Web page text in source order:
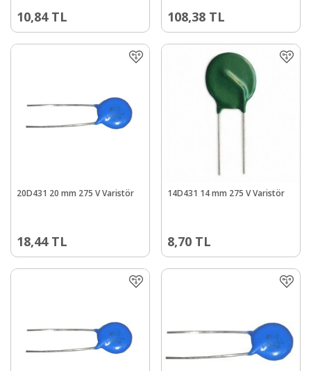
10,84TL 108,38 TL
20D431 20 mm 275 V Varistör
18,44TL
14D431 14 mm 275 V Varistör
8,70 TL